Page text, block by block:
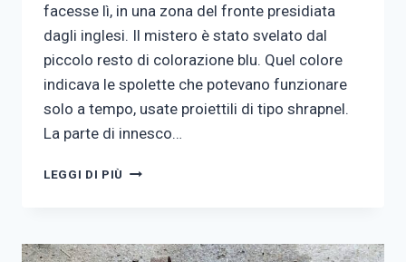
facesse lì, in una zona del fronte presidiata
dagli inglesi. Il mistero è stato svelato dal
piccolo resto di colorazione blu. Quel colore
indicava le spolette che potevano funzionare
solo a tempo, usate proiettili di tipo shrapnel.
La parte di innesco…
LEGGI DI PIÙ SPOLETTA